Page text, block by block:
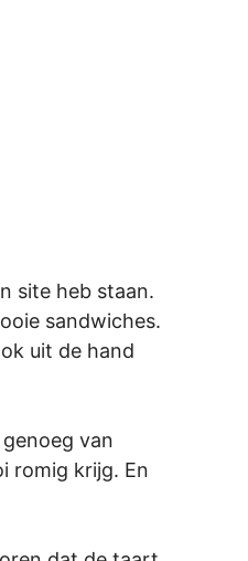
site heb staan.
sandwiches.
uit de hand
van
romig krijg. En